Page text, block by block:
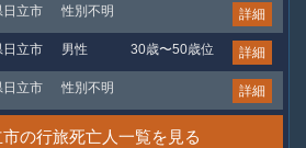
日立市 性別不明 詳細
日立市 男性 30歳〜50歳位 詳細
日立市 性別不明 詳細
の行旅死亡人一覧を見る